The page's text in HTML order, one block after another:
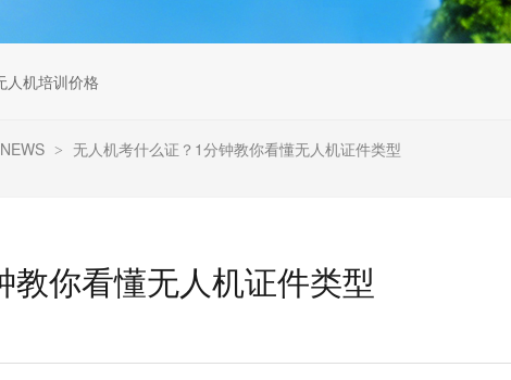
垂直起降固定翼装调实训教学
无人机套装
人机培训价格
> 无人机考什么证？1分钟教你看懂无人机证件类型
你看懂无人机证件类型